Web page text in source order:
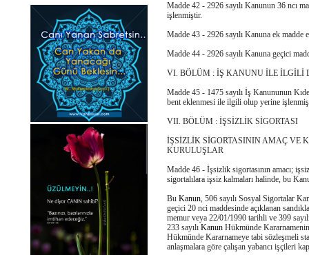
Madde 42 - 2926 sayılı Kanunun 36 ncı
işlenmiştir.
Madde 43 - 2926 sayılı Kanuna ek
Madde 44 - 2926 sayılı Kanuna geçici
VI. BÖLÜM : İŞ KANUNU İLE İLGİLİ
Madde 45 - 1475 sayılı İş Kanununun
bent eklenmesi ile ilgili olup yerine
VII. BÖLÜM : İŞSİZLİK SİGORTASI
İŞSİZLİK SİGORTASININ AMAÇ VE
KURULUŞLAR
Madde 46 - İşsizlik sigortasının amacı;
sigortalılara işsiz kalmaları halinde, bu
Bu Kanun, 506 sayılı Sosyal Sigortalar
geçici 20 nci maddesinde açıklanan
memur veya 22/01/1990 tarihli ve 399
233 sayılı Kanun Hükmünde
Hükmünde Kararnameye tabi sözleşmeli
anlaşmalara göre çalışan yabancı işçileri